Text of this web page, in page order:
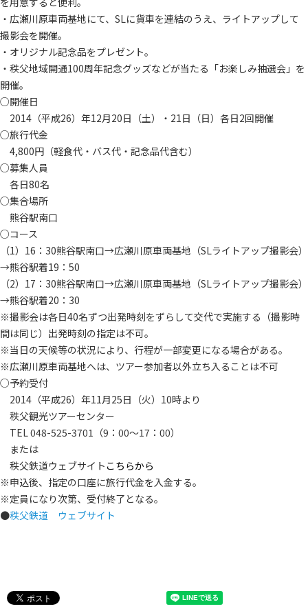
・広瀬川原車両基地にて、SLに貨車を連結のうえ、ライトアップして
撮影会を開催。
・オリジナル記念品をプレゼント。
・秩父地域開通100周年記念グッズなどが当たる「お楽しみ抽選会」を
開催。
○開催日
2014（平成26）年12月20日（土）・21日（日）各日2回開催
○旅行代金
4,800円（軽食代・バス代・記念品代含む）
○募集人員
各日80名
○集合場所
熊谷駅南口
○コース
（1）16：30熊谷駅南口→広瀬川原車両基地（SLライトアップ撮影会）
→熊谷駅着19：50
（2）17：30熊谷駅南口→広瀬川原車両基地（SLライトアップ撮影会）
→熊谷駅着20：30
※撮影会は各日40名ずつ出発時刻をずらして交代で実施する（撮影時
間は同じ）出発時刻の指定は不可。
※当日の天候等の状況により、行程が一部変更になる場合がある。
※広瀬川原車両基地へは、ツアー参加者以外立ち入ることは不可
○予約受付
2014（平成26）年11月25日（火）10時より
秩父観光ツアーセンター
TEL 048-525-3701（9：00～17：00）
または
秩父鉄道ウェブサイト こちらから
※申込後、指定の口座に旅行代金を入金する。
※定員になり次第、受付終了となる。
●秩父鉄道 ウェブサイト